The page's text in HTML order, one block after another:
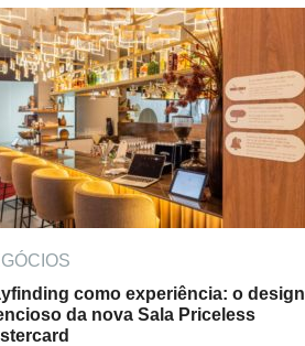
como experiência: o design
da nova Sala Priceless